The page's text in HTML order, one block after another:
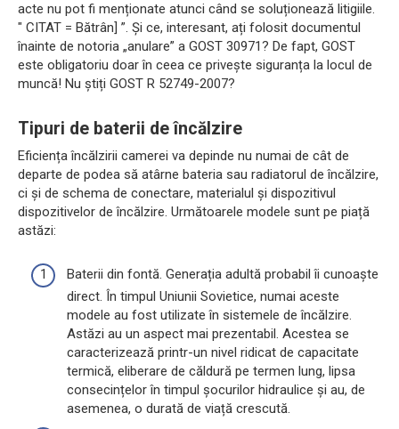
acte nu pot fi menționate atunci când se soluționează litigiile.
" CITAT = Bătrân] ”. Și ce, interesant, ați folosit documentul
înainte de notoria „anulare” a GOST 30971? De fapt, GOST
este obligatoriu doar în ceea ce privește siguranța la locul de
muncă! Nu știți GOST R 52749-2007?
Tipuri de baterii de încălzire
Eficiența încălzirii camerei va depinde nu numai de cât de
departe de podea să atârne bateria sau radiatorul de încălzire,
ci și de schema de conectare, materialul și dispozitivul
dispozitivelor de încălzire. Următoarele modele sunt pe piață
astăzi:
Baterii din fontă. Generația adultă probabil îi cunoaște
direct. În timpul Uniunii Sovietice, numai aceste
modele au fost utilizate în sistemele de încălzire.
Astăzi au un aspect mai prezentabil. Acestea se
caracterizează printr-un nivel ridicat de capacitate
termică, eliberare de căldură pe termen lung, lipsa
consecințelor în timpul șocurilor hidraulice și au, de
asemenea, o durată de viață crescută.